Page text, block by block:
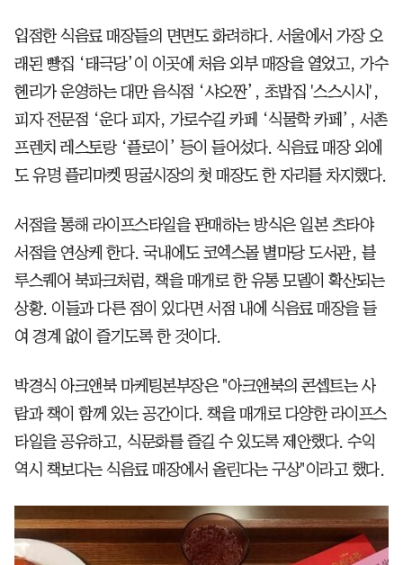
입점한 식음료 매장들의 면면도 화려하다. 서울에서 가장 오
래된 빵집 ‘태극당’이 이곳에 처음 외부 매장을 열었고, 가수
헨리가 운영하는 대만 음식점 ‘샤오짠’, 초밥집 '스스시시',
피자 전문점 ‘운다 피자, 가로수길 카페 ‘식물학 카페’, 서촌
프렌치 레스토랑 ‘플로이’ 등이 들어섰다. 식음료 매장 외에
도 유명 플리마켓 띵굴시장의 첫 매장도 한 자리를 차지했다.
서점을 통해 라이프스타일을 판매하는 방식은 일본 츠타야
서점을 연상케 한다. 국내에도 코엑스몰 별마당 도서관, 블
루스퀘어 북파크처럼, 책을 매개로 한 유통 모델이 확산되는
상황. 이들과 다른 점이 있다면 서점 내에 식음료 매장을 들
여 경계 없이 즐기도록 한 것이다.
박경식 아크앤북 마케팅본부장은 "아크앤북의 콘셉트는 사
람과 책이 함께 있는 공간이다. 책을 매개로 다양한 라이프스
타일을 공유하고, 식문화를 즐길 수 있도록 제안했다. 수익
역시 책보다는 식음료 매장에서 올린다는 구상"이라고 했다.